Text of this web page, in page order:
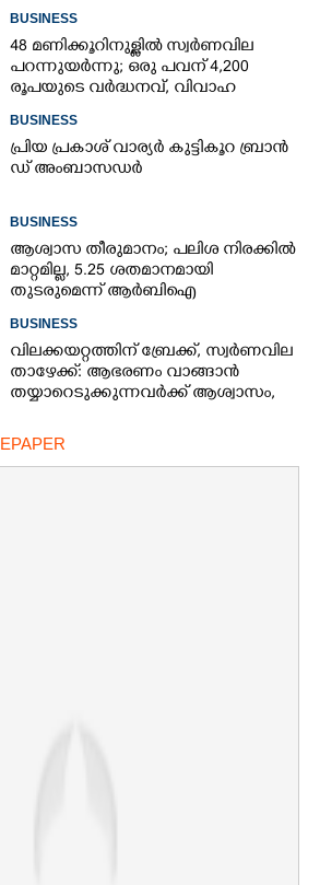
BUSINESS
48 മണിക്കൂറിനുള്ളിൽ സ്വർണവില
പറന്നുയർന്നു; ഒരു പവന് 4,200
രൂപയുടെ വർദ്ധനവ്, വിവാഹ
സീസണിൽ കനത്ത തിരിച്ചടി
BUSINESS
പ്രി​യ​ ​പ്ര​കാ​ശ് ​വാ​ര്യർ കു​ട്ടി​കൂ​റ​ ​ ബ്രാ​ൻ​
ഡ് ​അം​ബാ​സ​ഡ​ർ
BUSINESS
ആശ്വാസ തീരുമാനം; പലിശ നിരക്കിൽ
മാറ്റമില്ല, 5.25 ശതമാനമായി
തുടരുമെന്ന് ആർബിഐ
BUSINESS
വിലക്കയറ്റത്തിന് ബ്രേക്ക്, സ്വർണവില
താഴേക്ക്: ആഭരണം വാങ്ങാൻ
തയ്യാറെടുക്കുന്നവർക്ക് ആശ്വാസം,
EPAPER